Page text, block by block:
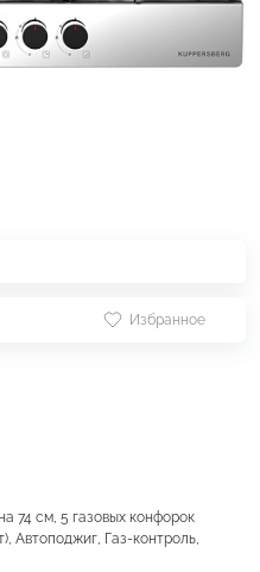
Избранное
74 см, 5 газовых конфорок
Автоподжиг, Газ-контроль,